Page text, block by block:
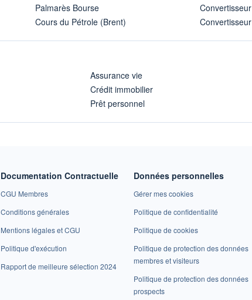
Palmarès Bourse
Cours du Pétrole (Brent)
Assurance vie
Crédit immobilier
Prêt personnel
Documentation Contractuelle
CGU Membres
Conditions générales
Mentions légales et CGU
Politique d'exécution
Rapport de meilleure sélection 2024
Données personnelles
Gérer mes cookies
Politique de confidentialité
Politique de cookies
Politique de protection des données
membres et visiteurs
Politique de protection des données
prospects